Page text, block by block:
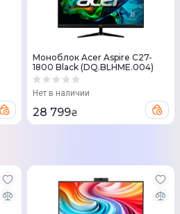
Моноблок Acer Aspire C27-
1800 Black (DQ.BLHME.004)
Нет в наличии
28 799₴